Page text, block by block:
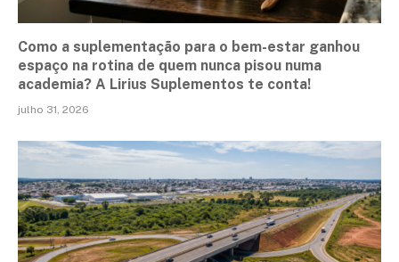
Como a suplementação para o bem-estar ganhou
espaço na rotina de quem nunca pisou numa
academia? A Lirius Suplementos te conta!
julho 31, 2026